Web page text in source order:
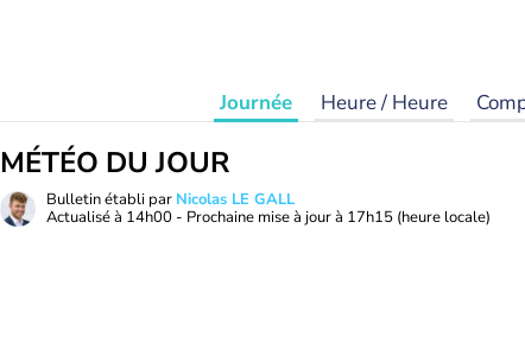
Journée Heure / Heure
MÉTÉO DU JOUR
Bulletin établi par Nicolas LE GALL
Actualisé à 14h00 - Prochaine mise à jour à 17h15 (heure locale)